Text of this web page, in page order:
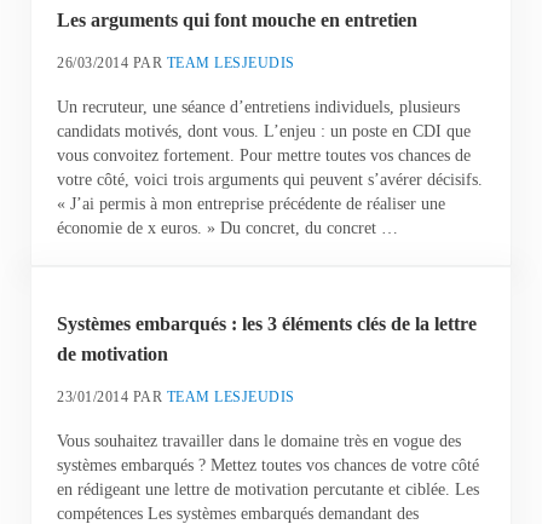
Les arguments qui font mouche en entretien
26/03/2014 PAR TEAM LESJEUDIS
Un recruteur, une séance d’entretiens individuels, plusieurs
candidats motivés, dont vous. L’enjeu : un poste en CDI que
vous convoitez fortement. Pour mettre toutes vos chances de
votre côté, voici trois arguments qui peuvent s’avérer décisifs.
« J’ai permis à mon entreprise précédente de réaliser une
économie de x euros. » Du concret, du concret …
Systèmes embarqués : les 3 éléments clés de la lettre
de motivation
23/01/2014 PAR TEAM LESJEUDIS
Vous souhaitez travailler dans le domaine très en vogue des
systèmes embarqués ? Mettez toutes vos chances de votre côté
en rédigeant une lettre de motivation percutante et ciblée. Les
compétences Les systèmes embarqués demandant des